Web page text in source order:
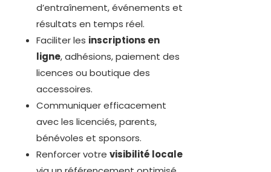
d’entraînement, événements et
résultats en temps réel.
Faciliter les inscriptions en
ligne, adhésions, paiement des
licences ou boutique des
accessoires.
Communiquer efficacement
avec les licenciés, parents,
bénévoles et sponsors.
Renforcer votre visibilité locale